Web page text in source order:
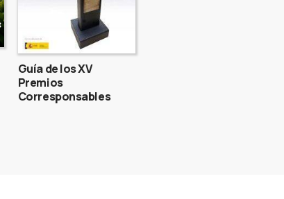
Guía de los XV
Premios
Corresponsables